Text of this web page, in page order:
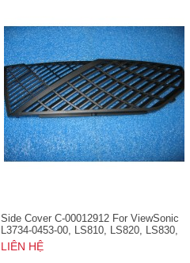
Side Cover C-00012912 For ViewSonic
L3734-0453-00, LS810, LS820, LS830,
VS16460, VS16501
LIÊN HỆ